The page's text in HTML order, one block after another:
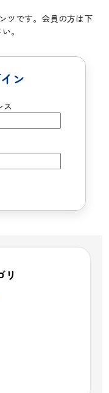
ツです。会員の方は下
。
ン
ス